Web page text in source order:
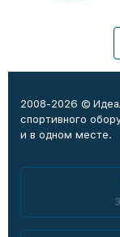
2008-2026 ©
спортивного
и в одном месте.